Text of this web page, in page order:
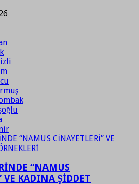
“NAMUS
VE KADINA ŞİDDET